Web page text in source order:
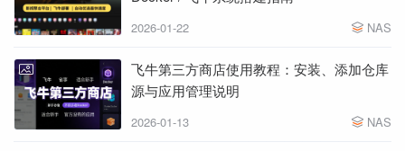
2026-01-22 NAS
飞牛第三方商店使用教程：安装、添加仓库
源与应用管理说明
2026-01-13 NAS